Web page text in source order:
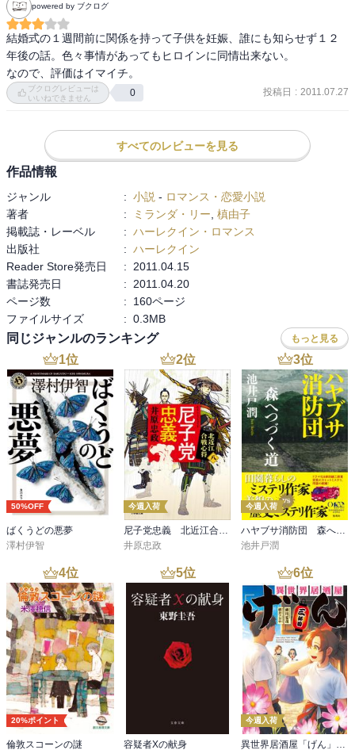
powered by ブクログ
結婚式の１週間前に関係を持って子供を妊娠、誰にも知らせず１２
年後の話。色々事情があってもヒロインに同情出来ない。
なので、評価はイマイチ。
ブクログレビューは
いいねできません
0 投稿日 : 2011.07.27
すべてのレビューを見る
作品情報
ジャンル : 小説 - ロマンス・恋愛小説
著者
: ミランダ・リー 槙由子
掲載誌・レーベル
: ハーレクイン・ロマンス
出版社
: ハーレクイン
Reader Store発売日
:
2011.04.15
書誌発売日
:
2011.04.20
ページ数
:
160ページ
ファイルサイズ
: 0.3MB
同じジャンルのランキング もっと見る
1位
50%OFF
ばくうどの悪夢
澤村伊智
2位
今週入荷
尼子党忠義 北近江合戦心得〈八〉
井原忠政
3位
今週入荷
ハヤブサ消防団 森へつづく道
池井戸潤
4位
20%ポイント
倫敦スコーンの謎
5位
容疑者Xの献身
6位
今週入荷